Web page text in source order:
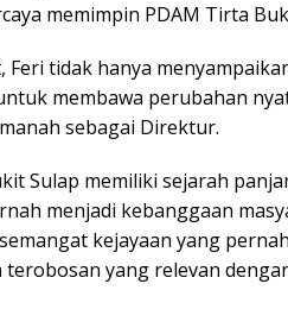
memimpin PDAM Tirta
tidak hanya
membawa perubahan
sebagai Direktur.
Sulap memiliki sejarah
menjadi kebanggaan
kejayaan yang
yang relevan